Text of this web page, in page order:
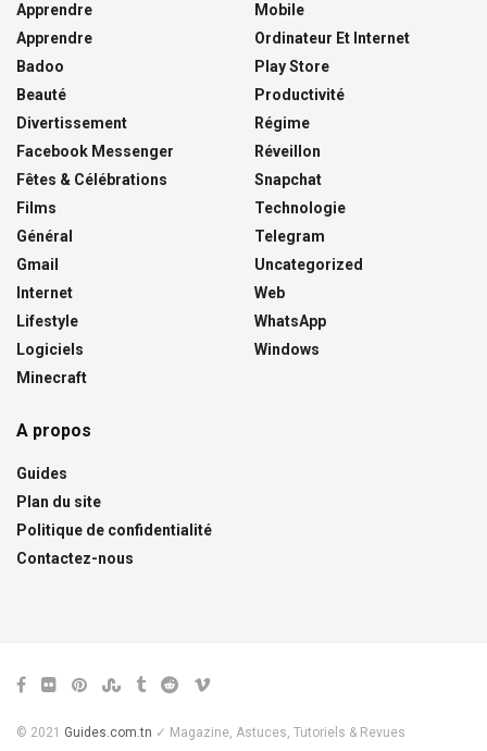
Apprendre
Apprendre
Badoo
Beauté
Divertissement
Facebook Messenger
Fêtes & Célébrations
Films
Général
Gmail
Internet
Lifestyle
Logiciels
Minecraft
Mobile
Ordinateur Et Internet
Play Store
Productivité
Régime
Réveillon
Snapchat
Technologie
Telegram
Uncategorized
Web
WhatsApp
Windows
A propos
Guides
Plan du site
Politique de confidentialité
Contactez-nous
© 2021 Guides.com.tn ✓ Magazine, Astuces, Tutoriels & Revues